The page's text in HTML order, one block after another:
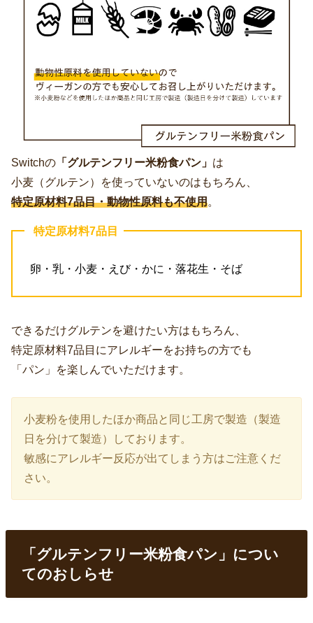
Switchの 「グルテンフリー米粉食パン」 は
小麦（グルテン）を使っていないのはもちろん、
特定原材料7品目・動物性原料も不使用。
特定原材料7品目
卵・乳・小麦・えび・かに・落花生・そば
できるだけグルテンを避けたい方はもちろん、
特定原材料7品目にアレルギーをお持ちの方でも
「パン」を楽しんでいただけます。
小麦粉を使用したほか商品と同じ工房で製造（製造
日を分けて製造）しております。
敏感にアレルギー反応が出てしまう方はご注意くだ
さい。
「グルテンフリー米粉食パン」につい
てのおしらせ